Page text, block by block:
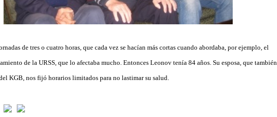
de tres o cuatro horas, que cada vez se hacían más cortas cuando abordaba, por ejemplo, el
de la URSS, que lo afectaba mucho. Entonces Leonov tenía 84 años. Su esposa, que también
KGB, nos fijó horarios limitados para no lastimar su salud.